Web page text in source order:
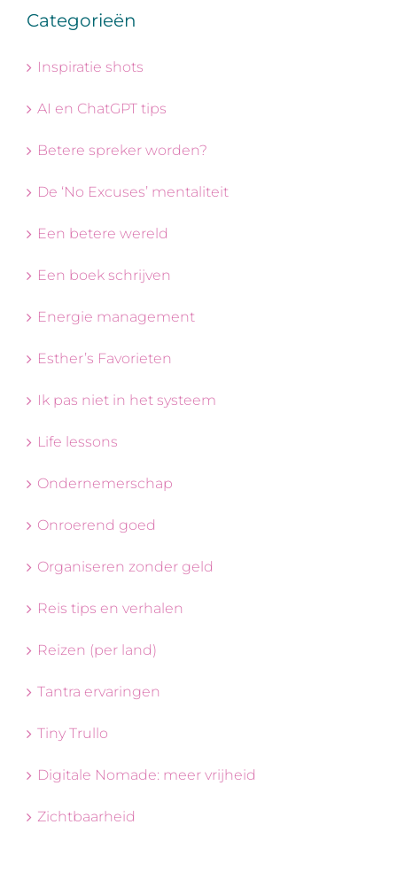
Categorieën
Inspiratie shots
AI en ChatGPT tips
Betere spreker worden?
De ‘No Excuses’ mentaliteit
Een betere wereld
Een boek schrijven
Energie management
Esther’s Favorieten
Ik pas niet in het systeem
Life lessons
Ondernemerschap
Onroerend goed
Organiseren zonder geld
Reis tips en verhalen
Reizen (per land)
Tantra ervaringen
Tiny Trullo
Digitale Nomade: meer vrijheid
Zichtbaarheid